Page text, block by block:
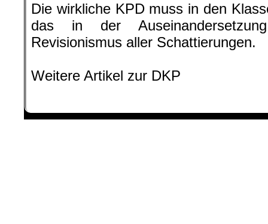
Die wirkliche KPD muss in den
das in der
Revisionismus aller Schattierungen.
Weitere Artikel zur DKP